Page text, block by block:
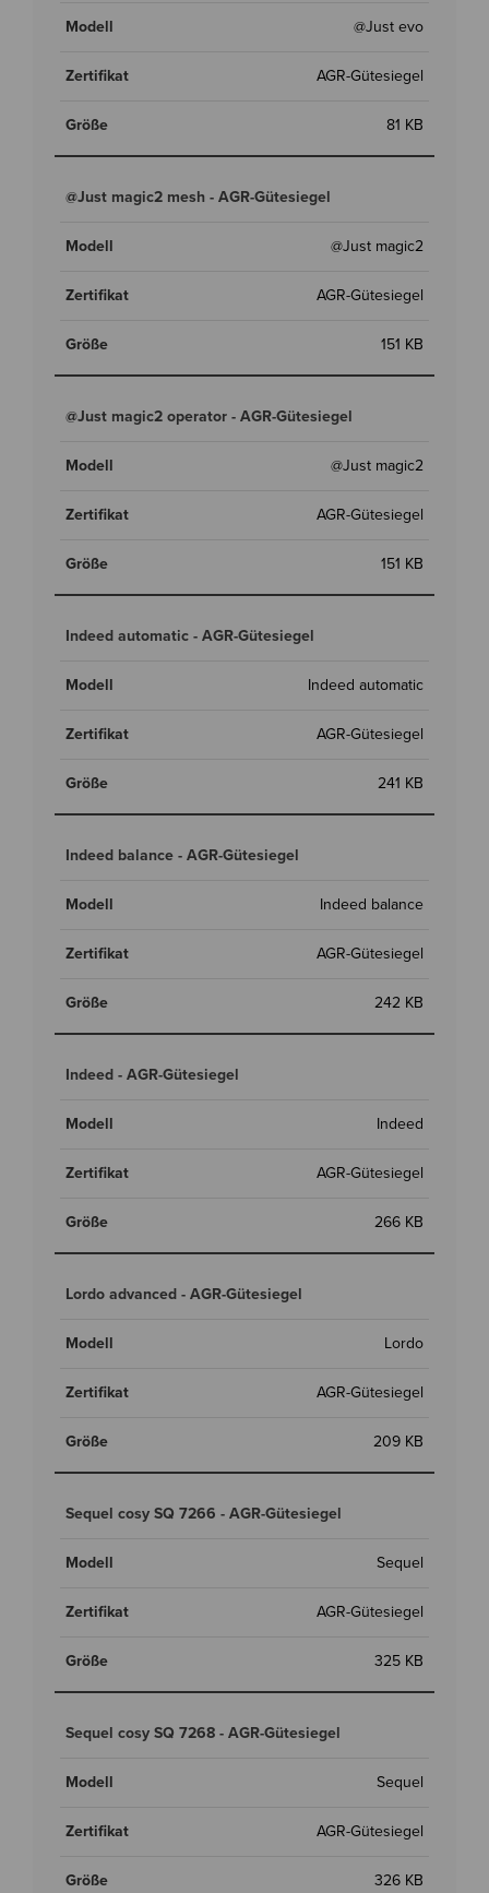
@Just evo
AGR-Gütesiegel
81 KB
@Just magic2 mesh - AGR-Gütesiegel
@Just magic2
AGR-Gütesiegel
151 KB
@Just magic2 operator - AGR-Gütesiegel
@Just magic2
AGR-Gütesiegel
151 KB
Indeed automatic - AGR-Gütesiegel
Indeed automatic
AGR-Gütesiegel
241 KB
Indeed balance - AGR-Gütesiegel
Indeed balance
AGR-Gütesiegel
242 KB
Indeed - AGR-Gütesiegel
Indeed
AGR-Gütesiegel
266 KB
Lordo advanced - AGR-Gütesiegel
Lordo
AGR-Gütesiegel
209 KB
Sequel cosy SQ 7266 - AGR-Gütesiegel
Sequel
AGR-Gütesiegel
325 KB
Sequel cosy SQ 7268 - AGR-Gütesiegel
Sequel
AGR-Gütesiegel
326 KB